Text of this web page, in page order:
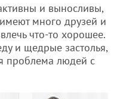
и выносливы,
много друзей и
что-то хорошее.
и щедрые застолья,
проблема людей с